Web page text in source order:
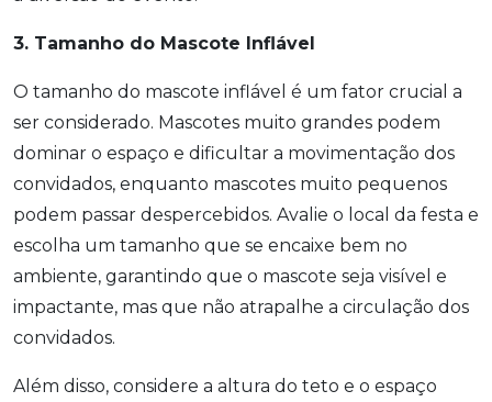
3. Tamanho do Mascote Inflável
O tamanho do mascote inflável é um fator crucial a
ser considerado. Mascotes muito grandes podem
dominar o espaço e dificultar a movimentação dos
convidados, enquanto mascotes muito pequenos
podem passar despercebidos. Avalie o local da festa e
escolha um tamanho que se encaixe bem no
ambiente, garantindo que o mascote seja visível e
impactante, mas que não atrapalhe a circulação dos
convidados.
Além disso, considere a altura do teto e o espaço